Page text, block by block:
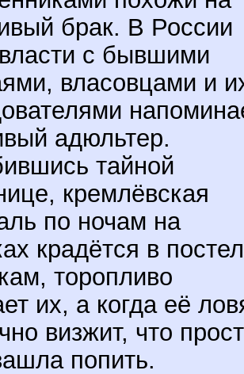
брак. В России
с бывшими
власовцами и
адюльтер.
тайной
кремлёвская
по ночам на
крадётся в
торопливо
их, а когда её
визжит, что
попить.